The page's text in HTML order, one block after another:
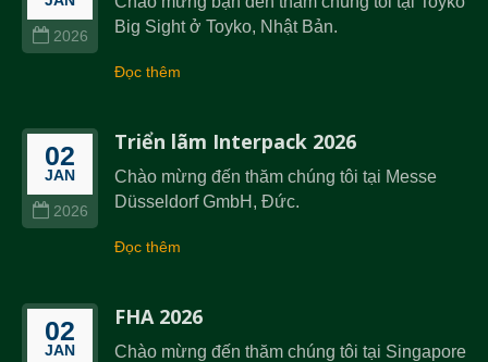
2026
Big Sight ở Toyko, Nhật Bản.
Đọc thêm
02
JAN
2026
Triển lãm Interpack 2026
Chào mừng đến thăm chúng tôi tại Messe
Düsseldorf GmbH, Đức.
Đọc thêm
02
JAN
FHA 2026
Chào mừng đến thăm chúng tôi tại Singapore